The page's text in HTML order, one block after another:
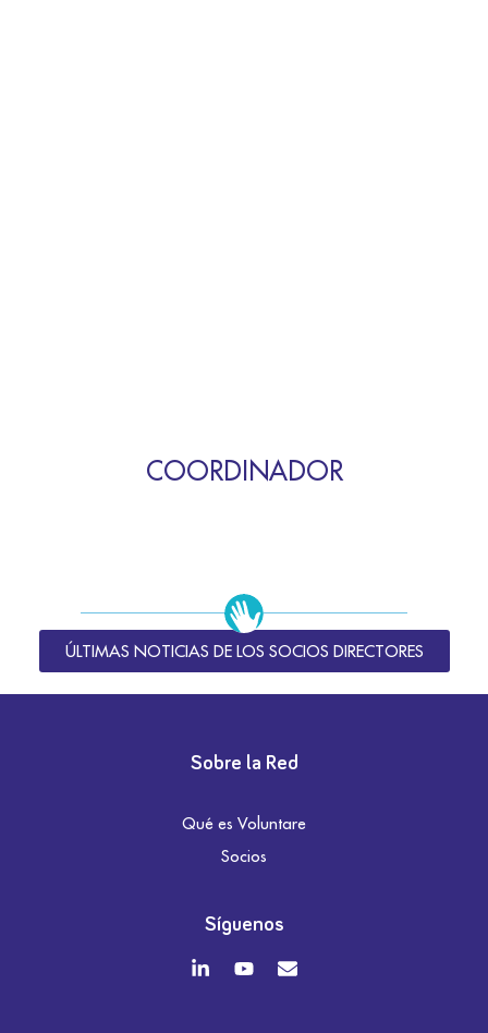
COORDINADOR
ÚLTIMAS NOTICIAS DE LOS SOCIOS DIRECTORES
Sobre la Red
Qué es Voluntare
Socios
Síguenos